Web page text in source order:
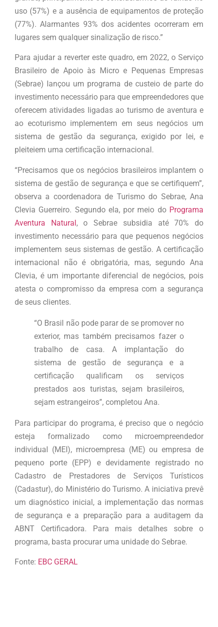
uso (57%) e a ausência de equipamentos de proteção
(77%). Alarmantes 93% dos acidentes ocorreram em
lugares sem qualquer sinalização de risco.”
Para ajudar a reverter este quadro, em 2022, o Serviço
Brasileiro de Apoio às Micro e Pequenas Empresas
(Sebrae) lançou um programa de custeio de parte do
investimento necessário para que empreendedores que
oferecem atividades ligadas ao turismo de aventura e
ao ecoturismo implementem em seus negócios um
sistema de gestão da segurança, exigido por lei, e
pleiteiem uma certificação internacional.
“Precisamos que os negócios brasileiros implantem o
sistema de gestão de segurança e que se certifiquem”,
observa a coordenadora de Turismo do Sebrae, Ana
Clevia Guerreiro. Segundo ela, por meio do Programa
Aventura Natural, o Sebrae subsidia até 70% do
investimento necessário para que pequenos negócios
implementem seus sistemas de gestão. A certificação
internacional não é obrigatória, mas, segundo Ana
Clevia, é um importante diferencial de negócios, pois
atesta o compromisso da empresa com a segurança
de seus clientes.
“O Brasil não pode parar de se promover no
exterior, mas também precisamos fazer o
trabalho de casa. A implantação do
sistema de gestão de segurança e a
certificação qualificam os serviços
prestados aos turistas, sejam brasileiros,
sejam estrangeiros”, completou Ana.
Para participar do programa, é preciso que o negócio
esteja formalizado como microempreendedor
individual (MEI), microempresa (ME) ou empresa de
pequeno porte (EPP) e devidamente registrado no
Cadastro de Prestadores de Serviços Turísticos
(Cadastur), do Ministério do Turismo. A iniciativa prevê
um diagnóstico inicial, a implementação das normas
de segurança e a preparação para a auditagem da
ABNT Certificadora. Para mais detalhes sobre o
programa, basta procurar uma unidade do Sebrae.
Fonte: EBC GERAL